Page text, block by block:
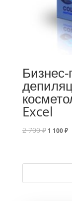
Excel
2 700₽ 1 100₽